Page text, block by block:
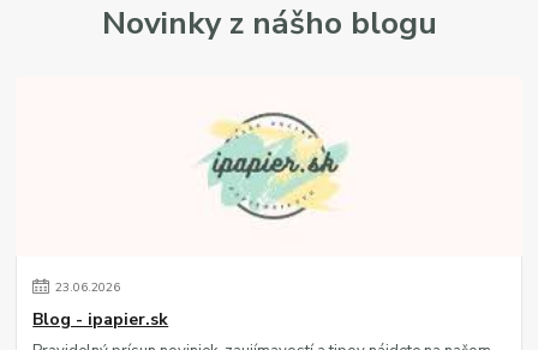
Novinky z nášho blogu
23.06.2026
Blog - ipapier.sk